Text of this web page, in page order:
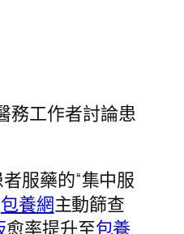
務工作者討論患
服藥的“集中服
包養網主動篩查
愈率提升至包養